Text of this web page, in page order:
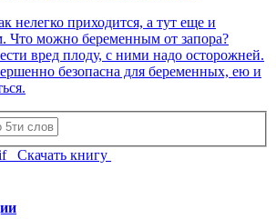
нелегко приходится, а тут еще и
Что можно беременным от запора?
вред плоду, с ними надо осторожней.
безопасна для беременных, ею и
Скачать книгу